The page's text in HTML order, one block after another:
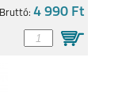
Bruttó:4 990 Ft